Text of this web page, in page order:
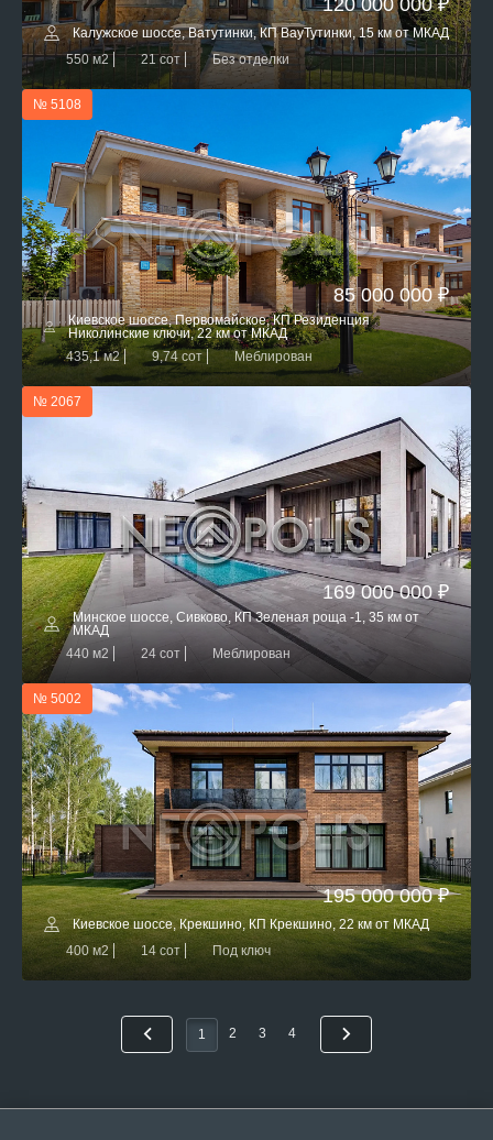
120 000 000 ₽
Калужское шоссе, Ватутинки, КП ВауТутинки, 15 км от МКАД
550 м2
21 сот Без отделки
№ 5108
85 000 000 ₽
Киевское шоссе, Первомайское, КП Резиденция
Николинские ключи, 22 км от МКАД
435,1 м2
9,74 сот Меблирован
№ 2067
169 000 000 ₽
Минское шоссе, Сивково, КП Зеленая роща -1, 35 км от
МКАД
440 м2
24 сот Меблирован
№ 5002
195 000 000 ₽
Киевское шоссе, Крекшино, КП Крекшино, 22 км от МКАД
400 м2
14 сот Под ключ
1 2 3 4